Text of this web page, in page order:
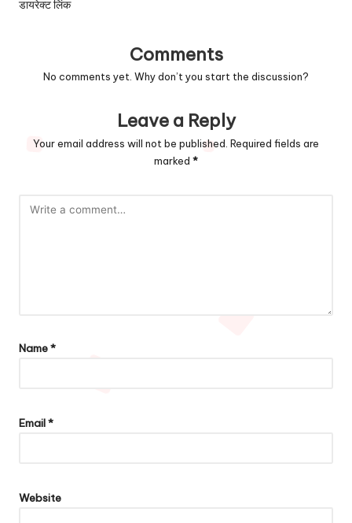
डायरेक्ट लिंक
Comments
No comments yet. Why don’t you start the discussion?
Leave a Reply
Your email address will not be published. Required fields are
marked *
Name*
Email*
Website